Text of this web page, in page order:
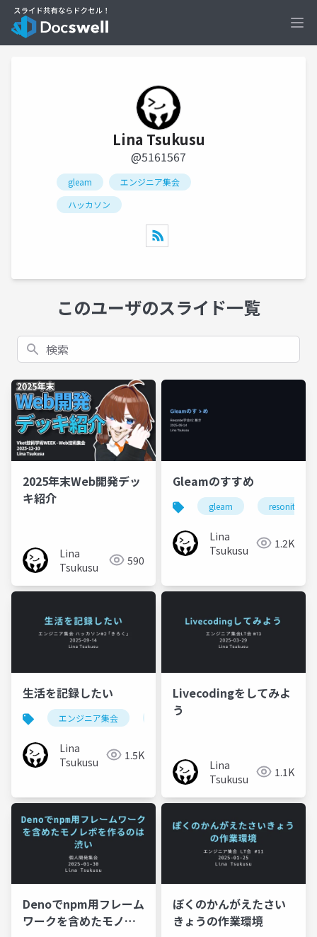
Lina Tsukusu
@5161567
gleam
エンジニア集会
ハッカソン
このユーザのスライド一覧
検索
2025年末Web開発デッ
キ紹介
Lina
Tsukusu
590
Gleamのすすめ
gleam resonite学会
Lina
Tsukusu
1.2K
生活を記録したい
エンジニア集会 ハッカソン
Lina
Tsukusu
1.5K
Livecodingをしてみよ
う
Lina
Tsukusu
1.1K
Denoでnpm用フレーム
ワークを含めたモノレ
ぼくのかんがえたさい
きょうの作業環境